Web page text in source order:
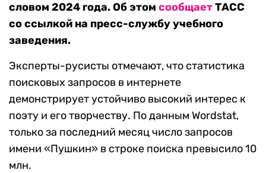
словом 2024 года. Об этом сообщаетТАСС
со ссылкой на пресс-службу учебного
заведения.
Эксперты-русисты отмечают, что статистика
поисковых запросов в интернете
демонстрирует устойчиво высокий интерес к
поэту и его творчеству. По данным Wordstat,
только за последний месяц число запросов
имени «Пушкин» в строке поиска превысило 10
млн.